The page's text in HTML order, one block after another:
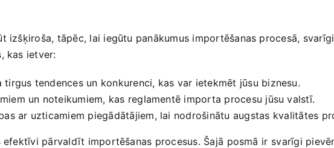
izšķiroša,‍ tāpēc, lai iegūtu panākumus importēšanas procesā,
kas ietver:
tendences un konkurenci, kas var ietekmēt‍ jūsu biznesu.
un noteikumiem, kas reglamentē importa procesu jūsu valstī.
ar uzticamiem piegādātājiem, lai nodrošinātu augstas⁣ kvalitātes
pārvaldīt importēšanas procesus. Šajā⁢ posmā⁣ ir⁣ svarīgi